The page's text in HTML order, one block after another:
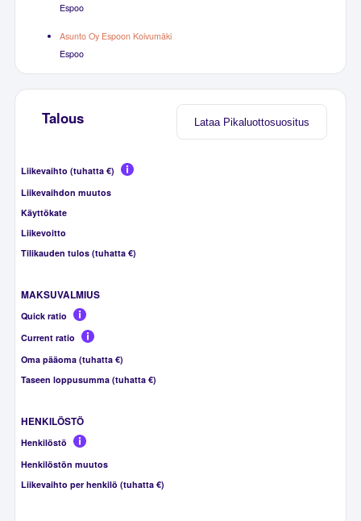
Espoo
Asunto Oy Espoon Koivumäki
Espoo
Lataa Pikaluottosuositus
Talous
Liikevaihto (tuhatta €)
Liikevaihdon muutos
Käyttökate
Liikevoitto
Tilikauden tulos (tuhatta €)
MAKSUVALMIUS
Quick ratio
Current ratio
Oma pääoma (tuhatta €)
Taseen loppusumma (tuhatta €)
HENKILÖSTÖ
Henkilöstö
Henkilöstön muutos
Liikevaihto per henkilö (tuhatta €)